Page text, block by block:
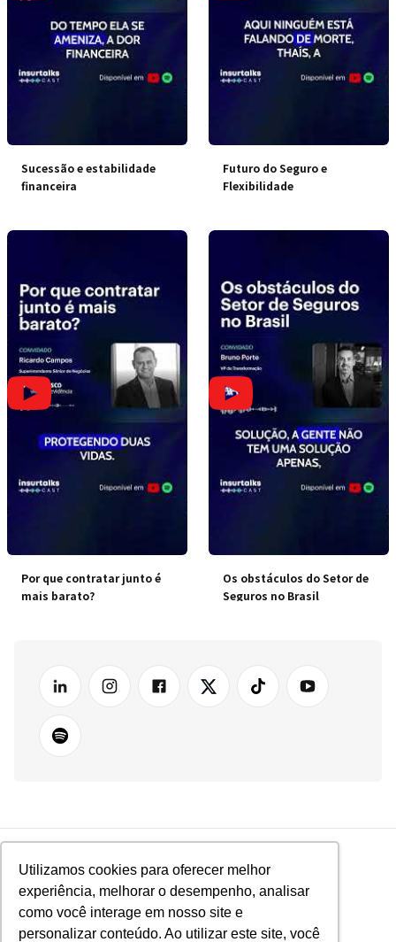
Utilizamos cookies para oferecer melhor
experiência, melhorar o desempenho, analisar
como você interage em nosso site e
personalizar conteúdo. Ao utilizar este site, você
Sucessão e estabilidade
financeira
Futuro do Seguro e
Flexibilidade
Por que contratar junto é
mais barato?
Os obstáculos do Setor de
Seguros no Brasil